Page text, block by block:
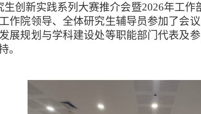
生创新实践系列大赛推介会暨2026年工
作院领导、全体研究生辅导员参加了会
展规划与学科建设处等职能部门代表及
。